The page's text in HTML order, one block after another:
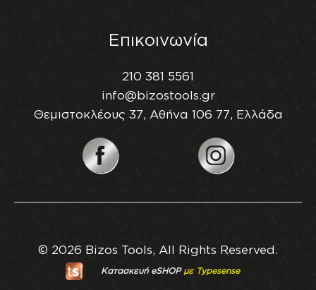
Επικοινωνία
210 381 5561
info@bizostools.gr
Θεμιστοκλέους 37, Αθήνα 106 77, Ελλάδα
© 2026 Bizos Tools, All Rights Reserved.
Κατασκευή eSHOPμε Typesense